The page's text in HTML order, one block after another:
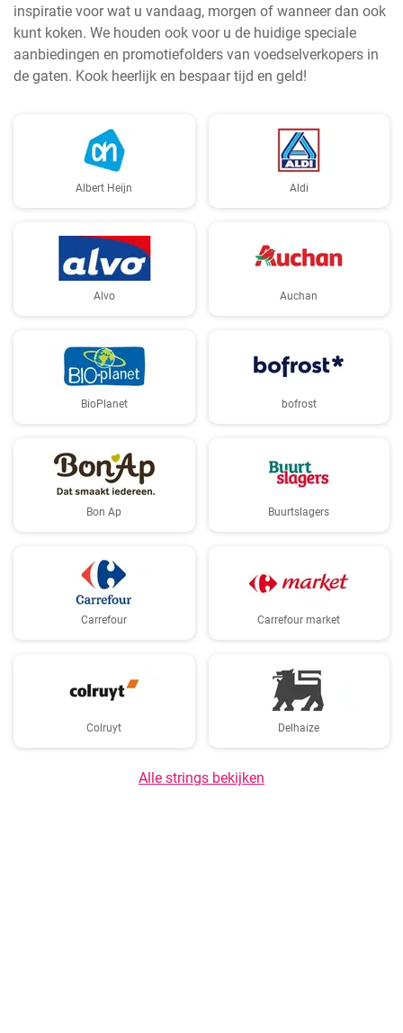
inspiratie voor wat u vandaag, morgen of wanneer dan ook
kunt koken. We houden ook voor u de huidige speciale
aanbiedingen en promotiefolders van voedselverkopers in
de gaten. Kook heerlijk en bespaar tijd en geld!
Albert Heijn Aldi
Alvo Auchan
BioPlanet bofrost
Bon Ap Buurtslagers
Carrefour Carrefour market
Colruyt Delhaize
Alle strings bekijken